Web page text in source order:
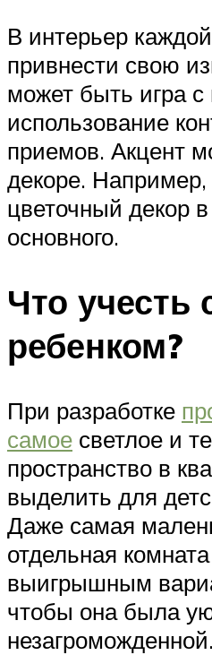
В интерьер
привнести свою
может быть игра с
использование
приемов. Акцент
декоре. Например,
цветочный декор
основного.
Что учесть
ребенком?
При разработке
самое светлое и
пространство в
выделить для
Даже самая
отдельная
выигрышным
чтобы она была
незагроможденной.